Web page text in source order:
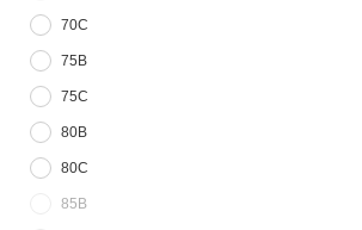
70C
75B
75C
80B
80C
85B